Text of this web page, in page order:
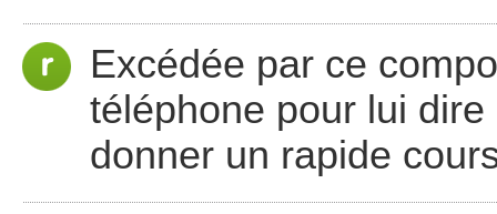
Excédée par ce
téléphone pour lui
donner un rapide